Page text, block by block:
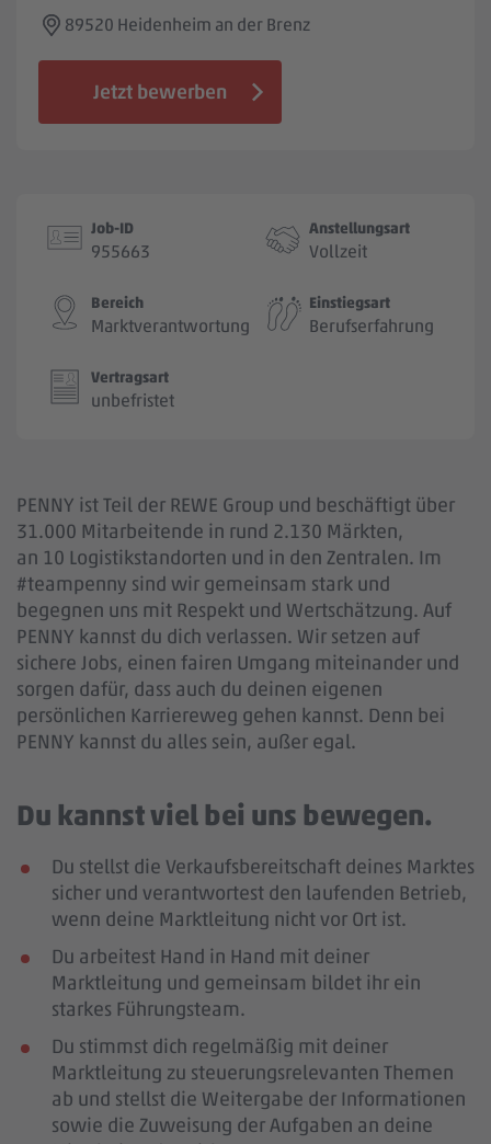
89520 Heidenheim an der Brenz
Jetzt bewerben
Job-ID
955663
Anstellungsart
Vollzeit
Bereich
Marktverantwortung
Einstiegsart
Berufserfahrung
Vertragsart
unbefristet
PENNY ist Teil der REWE Group und beschäftigt über
31.000 Mitarbeitende in rund 2.130 Märkten,
an 10 Logistikstandorten und in den Zentralen. Im
#teampenny sind wir gemeinsam stark und
begegnen uns mit Respekt und Wertschätzung. Auf
PENNY kannst du dich verlassen. Wir setzen auf
sichere Jobs, einen fairen Umgang miteinander und
sorgen dafür, dass auch du deinen eigenen
persönlichen Karriereweg gehen kannst. Denn bei
PENNY kannst du alles sein, außer egal.
Du kannst viel bei uns bewegen.
Du stellst die Verkaufsbereitschaft deines Marktes
sicher und verantwortest den laufenden Betrieb,
wenn deine Marktleitung nicht vor Ort ist.
Du arbeitest Hand in Hand mit deiner
Marktleitung und gemeinsam bildet ihr ein
starkes Führungsteam.
Du stimmst dich regelmäßig mit deiner
Marktleitung zu steuerungsrelevanten Themen
ab und stellst die Weitergabe der Informationen
sowie die Zuweisung der Aufgaben an deine